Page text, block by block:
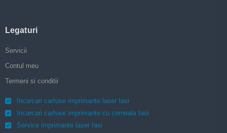
Legaturi
Servicii
Contul meu
Termeni si conditii
Incarcari cartuse imprimante laser Iasi
Incarcari cartuse imprimante cu cerneala Iasi
Service imprimante laser Iasi